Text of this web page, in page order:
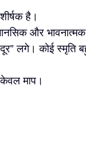
है।
और भावनात्मक
लगे। कोई स्मृति
माप।